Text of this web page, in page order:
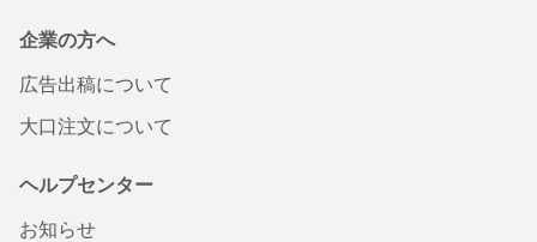
企業の方へ
広告出稿について
大口注文について
ヘルプセンター
お知らせ